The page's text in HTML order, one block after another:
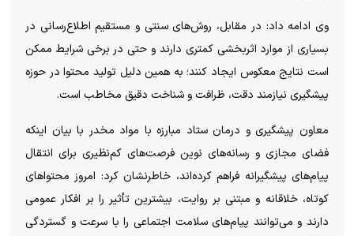
وی ادامه داد: در مقابل، روش‌های سنتی و مستقیم اطلاع‌رسانی در
بسیاری از موارد اثربخشی کمتری دارند و حتی در برخی شرایط ممکن
است نتایج معکوس ایجاد کنند؛ به همین دلیل تولید محتوا در حوزه
پیشگیری نیازمند دقت، ظرافت و شناخت دقیق مخاطب است.
معاون پیشگیری و درمان ستاد مبارزه با مواد مخدر با بیان اینکه
فضای مجازی و رسانه‌های نوین فرصت‌های کم‌نظیری برای انتقال
پیام‌های پیشگیرانه فراهم کرده‌اند، خاطرنشان کرد: امروز محتواهای
کوتاه، خلاقانه و مبتنی بر روایت، بیشترین تأثیر را بر افکار عمومی
دارند و می‌توانند پیام‌های سلامت اجتماعی را با سرعت و گستردگی